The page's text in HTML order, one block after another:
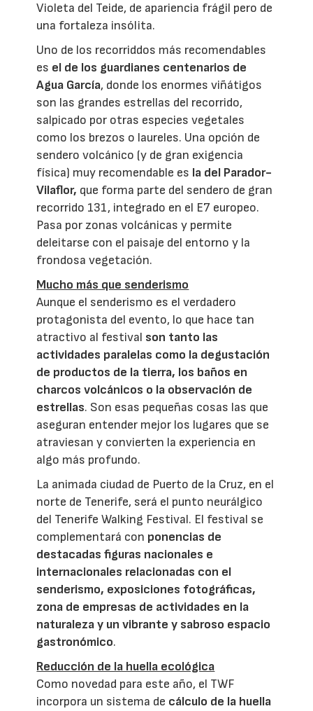
Violeta del Teide, de apariencia frágil pero de
una fortaleza insólita.
Uno de los recorriddos más recomendables
es el de los guardianes centenarios de
Agua García, donde los enormes viñátigos
son las grandes estrellas del recorrido,
salpicado por otras especies vegetales
como los brezos o laureles. Una opción de
sendero volcánico (y de gran exigencia
física) muy recomendable es la del Parador-
Vilaflor, que forma parte del sendero de gran
recorrido 131, integrado en el E7 europeo.
Pasa por zonas volcánicas y permite
deleitarse con el paisaje del entorno y la
frondosa vegetación.
Mucho más que senderismo
Aunque el senderismo es el verdadero
protagonista del evento, lo que hace tan
atractivo al festival son tanto las
actividades paralelas como la degustación
de productos de la tierra, los baños en
charcos volcánicos o la observación de
estrellas. Son esas pequeñas cosas las que
aseguran entender mejor los lugares que se
atraviesan y convierten la experiencia en
algo más profundo.
La animada ciudad de Puerto de la Cruz, en el
norte de Tenerife, será el punto neurálgico
del Tenerife Walking Festival. El festival se
complementará con ponencias de
destacadas figuras nacionales e
internacionales relacionadas con el
senderismo, exposiciones fotográficas,
zona de empresas de actividades en la
naturaleza y un vibrante y sabroso espacio
gastronómico.
Reducción de la huella ecológica
Como novedad para este año, el TWF
incorpora un sistema de cálculo de la huella